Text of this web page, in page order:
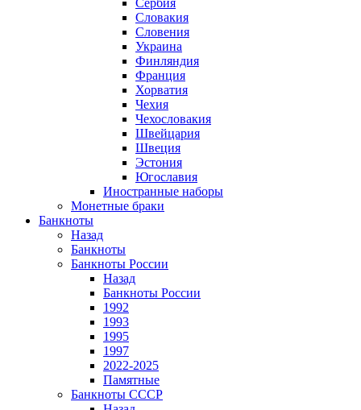
Сербия
Словакия
Словения
Украина
Финляндия
Франция
Хорватия
Чехия
Чехословакия
Швейцария
Швеция
Эстония
Югославия
Иностранные наборы
Монетные браки
Банкноты
Назад
Банкноты
Банкноты России
Назад
Банкноты России
1992
1993
1995
1997
2022-2025
Памятные
Банкноты СССР